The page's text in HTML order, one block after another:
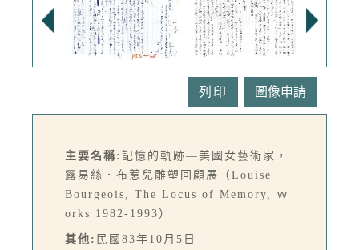
列印
主要名稱: 記憶的軌跡—美國女藝術家，
露易絲．布惹兒雕塑回顧展（Louise
Bourgeois, The Locus of Memory, ｗ
orks 1982-1993）
其他: 民國83年10月5日